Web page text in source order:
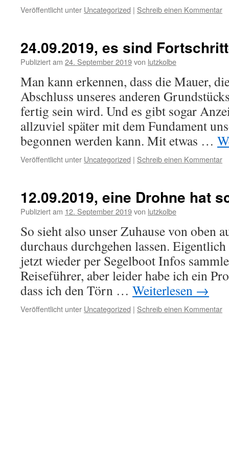
Veröffentlicht unter Uncategorized | Schreib einen Kommentar
24.09.2019, es sind
Publiziert am 24. September 2019von lutzkolbe
Man kann erkennen, dass die Mauer,
Abschluss unseres anderen
fertig sein wird. Und es gibt sogar
allzuviel später mit dem Fundament
begonnen werden kann. Mit etwas …
Veröffentlicht unter Uncategorized | Schreib einen Kommentar
12.09.2019, eine Drohne hat
Publiziert am 12. September 2019von lutzkolbe
So sieht also unser Zuhause von oben
durchaus durchgehen lassen.
jetzt wieder per Segelboot Infos
Reiseführer, aber leider habe ich ein
dass ich den Törn … Weiterlesen →
Veröffentlicht unter Uncategorized | Schreib einen Kommentar